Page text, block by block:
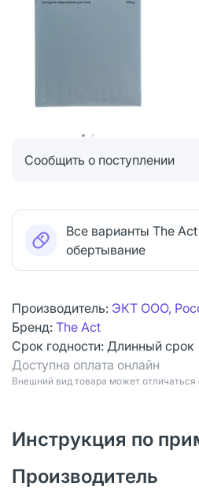
Сообщить о поступлении
Все варианты The
обертывание
Производитель: ЭКТ ООО,
Бренд: The Act
Срок годности: Длинный срок
Доступна оплата онлайн
Bнешний вид товара может отличаться
Инструкция по
Производитель